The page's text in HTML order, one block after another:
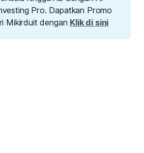
Pro. Dapatkan Promo
Mikirduit dengan Klik di sini